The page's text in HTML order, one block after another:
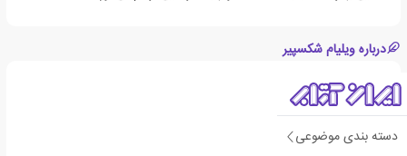
دسته بندی موضوعی
درباره ویلیام شکسپیر